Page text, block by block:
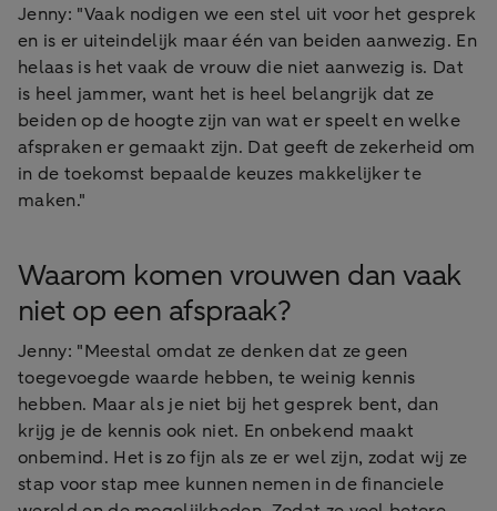
Jenny: "Vaak nodigen we een stel uit voor het gesprek
en is er uiteindelijk maar één van beiden aanwezig. En
helaas is het vaak de vrouw die niet aanwezig is. Dat
is heel jammer, want het is heel belangrijk dat ze
beiden op de hoogte zijn van wat er speelt en welke
afspraken er gemaakt zijn. Dat geeft de zekerheid om
in de toekomst bepaalde keuzes makkelijker te
maken."
Waarom komen vrouwen dan vaak
niet op een afspraak?
Jenny: "Meestal omdat ze denken dat ze geen
toegevoegde waarde hebben, te weinig kennis
hebben. Maar als je niet bij het gesprek bent, dan
krijg je de kennis ook niet. En onbekend maakt
onbemind. Het is zo fijn als ze er wel zijn, zodat wij ze
stap voor stap mee kunnen nemen in de financiele